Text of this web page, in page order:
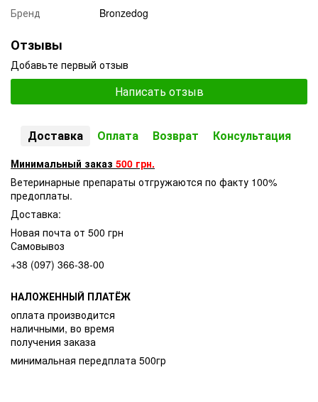
Бренд Bronzedog
Отзывы
Добавьте первый отзыв
Написать отзыв
Доставка Оплата Возврат Консультация
Минимальный заказ 500 грн.
Ветеринарные препараты отгружаются по факту 100%
предоплаты.
Доставка:
Новая почта от 500 грн
Самовывоз
+38 (097) 366-38-00
НАЛОЖЕННЫЙ ПЛАТЁЖ
оплата производится
наличными, во время
получения заказа
минимальная передплата 500гр